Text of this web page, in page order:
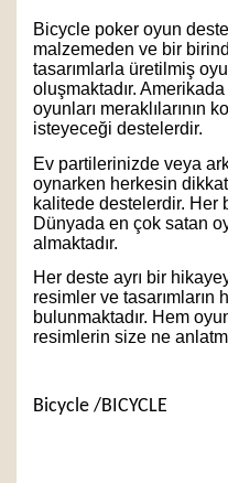
Bicycle poker oyun
malzemeden ve bir
tasarımlarla üretilmiş
oluşmaktadır.
oyunları meraklılarının
isteyeceği destelerdir.
Ev partilerinizde veya
oynarken herkesin
kalitede destelerdir. Her
Dünyada en çok satan
almaktadır.
Her deste ayrı bir
resimler ve tasarımların
bulunmaktadır. Hem
resimlerin size ne
Bicycle /BICYCLE